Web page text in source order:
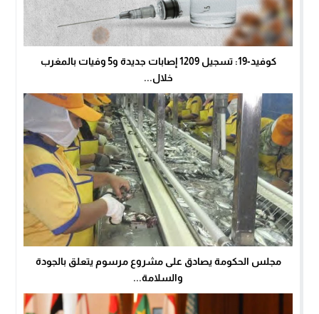
كوفيد-19: تسجيل 1209 إصابات جديدة و5 وفيات بالمغرب
خلال...
مجلس الحكومة يصادق على مشروع مرسوم يتعلق بالجودة
والسلامة...